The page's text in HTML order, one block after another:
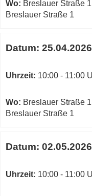
Wo: Breslauer Straße
Breslauer Straße 1
Datum: 25.04.2026
Uhrzeit: 10:00 - 11:00
Wo: Breslauer Straße
Breslauer Straße 1
Datum: 02.05.2026
Uhrzeit: 10:00 - 11:00